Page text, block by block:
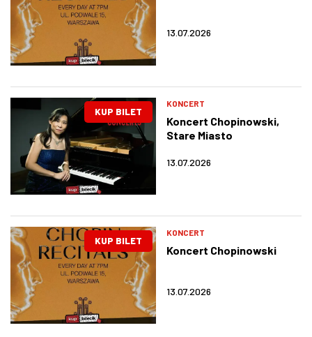
13.07.2026
KUP BILET
KONCERT
Koncert Chopinowski,
Stare Miasto
13.07.2026
KUP BILET
KONCERT
Koncert Chopinowski
13.07.2026